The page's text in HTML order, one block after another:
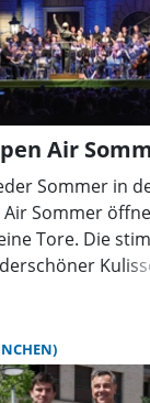
Air
Sommer in
Sommer
Tore. Die
so untrennbar